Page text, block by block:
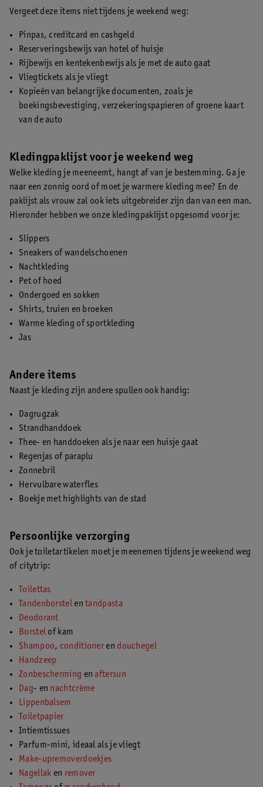
Vergeet deze items niet tijdens je weekend weg:
Pinpas, creditcard en cashgeld
Reserveringsbewijs van hotel of huisje
Rijbewijs en kentekenbewijs als je met de auto gaat
Vliegtickets als je vliegt
Kopieën van belangrijke documenten, zoals je
boekingsbevestiging, verzekeringspapieren of groene kaart
van de auto
Kledingpaklijst voor je weekend weg
Welke kleding je meeneemt, hangt af van je bestemming. Ga je
naar een zonnig oord of moet je warmere kleding mee? En de
paklijst als vrouw zal ook iets uitgebreider zijn dan van een man.
Hieronder hebben we onze kledingpaklijst opgesomd voor je:
Slippers
Sneakers of wandelschoenen
Nachtkleding
Pet of hoed
Ondergoed en sokken
Shirts, truien en broeken
Warme kleding of sportkleding
Jas
Andere items
Naast je kleding zijn andere spullen ook handig:
Dagrugzak
Strandhanddoek
Thee- en handdoeken als je naar een huisje gaat
Regenjas of paraplu
Zonnebril
Hervulbare waterfles
Boekje met highlights van de stad
Persoonlijke verzorging
Ook je toiletartikelen moet je meenemen tijdens je weekend weg
of citytrip:
Toilettas
Tandenborstelentandpasta
Deodorant
Borstel of kam
Shampoo, conditioner en douchegel
Handzeep
Zonbescherming enaftersun
Dag- en nachtcrème
Lippenbalsem
Toiletpapier
Intiemtissues
Parfum-mini, ideaal als je vliegt
Make-upremoverdoekjes
Nagellak en remover